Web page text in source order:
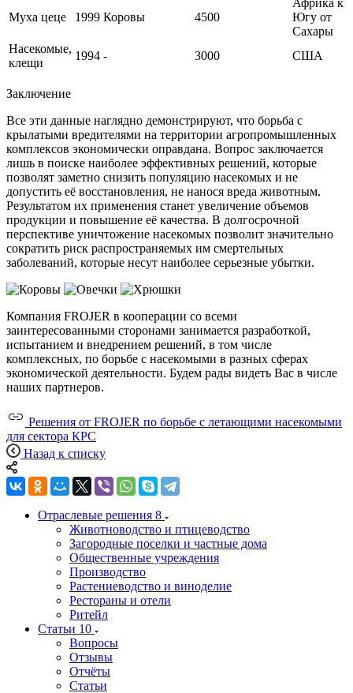
Муха цеце 1999 Коровы 4500
Югу от
Сахары
Насекомые,
клещи
1994 - 3000 США
Заключение
Все эти данные наглядно демонстрируют, что борьба с
крылатыми вредителями на территории агропромышленных
комплексов экономически оправдана. Вопрос заключается
лишь в поиске наиболее эффективных решений, которые
позволят заметно снизить популяцию насекомых и не
допустить её восстановления, не нанося вреда животным.
Результатом их применения станет увеличение объемов
продукции и повышение её качества. В долгосрочной
перспективе уничтожение насекомых позволит значительно
сократить риск распространяемых им смертельных
заболеваний, которые несут наиболее серьезные убытки.
Компания FROJER в кооперации со всеми
заинтересованными сторонами занимается разработкой,
испытанием и внедрением решений, в том числе
комплексных, по борьбе с насекомыми в разных сферах
экономической деятельности. Будем рады видеть Вас в числе
наших партнеров.
Решения от FROJER по борьбе с летающими насекомыми
для сектора КРС
Назад к списку
Отраслевые решения 8
Животноводство и птицеводство
Загородные поселки и частные дома
Общественные учреждения
Производство
Растениеводство и виноделие
Рестораны и отели
Ритейл
Статьи 10
Вопросы
Отзывы
Отчёты
Статьи